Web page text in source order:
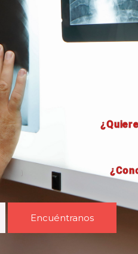
Encuéntranos